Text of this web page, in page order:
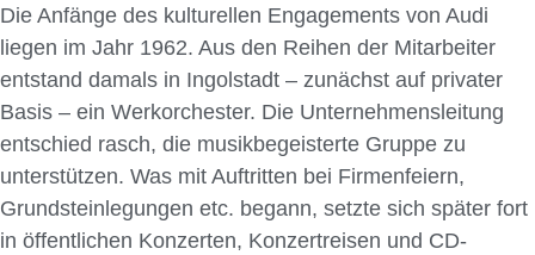
Die Anfänge des kulturellen Engagements von Audi
liegen im Jahr 1962. Aus den Reihen der Mitarbeiter
entstand damals in Ingolstadt – zunächst auf privater
Basis – ein Werkorchester. Die Unternehmensleitung
entschied rasch, die musikbegeisterte Gruppe zu
unterstützen. Was mit Auftritten bei Firmenfeiern,
Grundsteinlegungen etc. begann, setzte sich später fort
in öffentlichen Konzerten, Konzertreisen und CD-